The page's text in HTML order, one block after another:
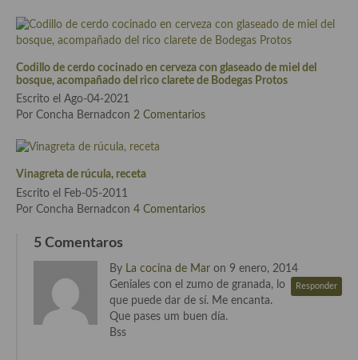
Pescado y Marisco
Postres con frutas
Quesos, recetas
Salazones y encurtidos
Recetas Especiales
Recetas de Cuaresma
Recetas maridadas con los mejores AOVES
Recetas de fiesta, Navidad y días señalados
Resumen tematicos de recetas
Codillo de cerdo cocinado en cerveza con glaseado de miel del
bosque, acompañado del rico clarete de Bodegas Protos
Escrito el Ago-04-2021
Por Concha Bernadcon 2 Comentarios
Vinagreta de rúcula, receta
Escrito el Feb-05-2011
Por Concha Bernadcon 4 Comentarios
5 Comentaros
By La cocina de Mar on 9 enero, 2014
Responder
Geniales con el zumo de granada, lo
que puede dar de sí. Me encanta.
Que pases um buen día.
Bss